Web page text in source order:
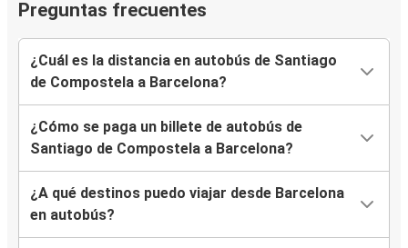
Preguntas frecuentes
¿Cuál es la distancia en autobús de Santiago
de Compostela a Barcelona?
¿Cómo se paga un billete de autobús de
Santiago de Compostela a Barcelona?
¿A qué destinos puedo viajar desde Barcelona
en autobús?